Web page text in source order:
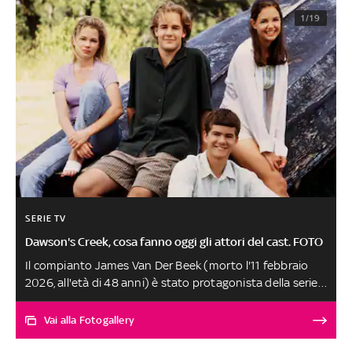
1/19
SERIE TV
Dawson's Creek, cosa fanno oggi gli attori del cast. FOTO
Il compianto James Van Der Beek (morto l'11 febbraio
2026, all'età di 48 anni) è stato protagonista della serie
cult che raccontava il mondo degli adolescenti. Dawson
Leery, Joey Potter, Pacey Witter e Jen Lindley,
Vai alla Fotogallery